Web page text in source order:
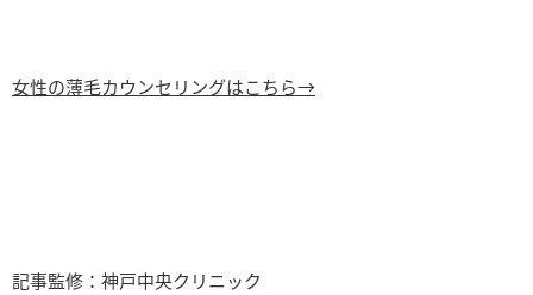
女性の薄毛カウンセリングはこちら→
記事監修：神戸中央クリニック